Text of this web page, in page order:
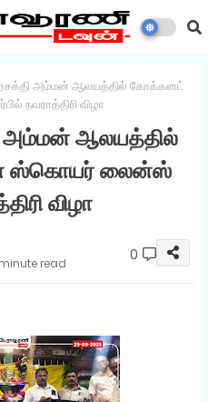
அம்மன் ஆலயத்தில் கோக்கனட்
நவராத்திரி விழா
அம்மன் ஆலயத்தில்
ஸ்கொயர் லைன்ஸ்
விழா
read 0